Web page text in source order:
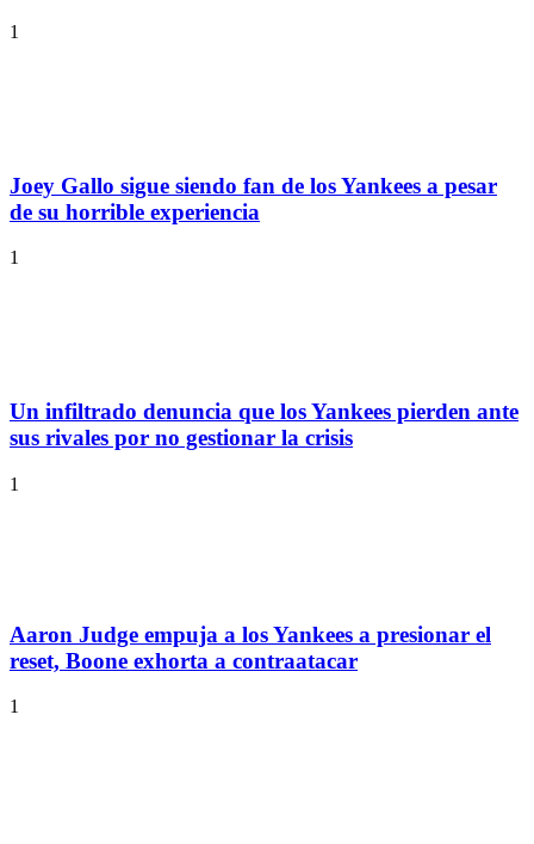
1
Joey Gallo sigue siendo fan de los Yankees a pesar
de su horrible experiencia
1
Un infiltrado denuncia que los Yankees pierden ante
sus rivales por no gestionar la crisis
1
Aaron Judge empuja a los Yankees a presionar el
reset, Boone exhorta a contraatacar
1